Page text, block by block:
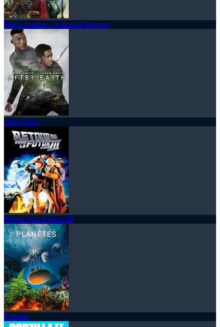
Black Panther : Wakanda Forever
After Earth
Retour vers le futur III
Planètes